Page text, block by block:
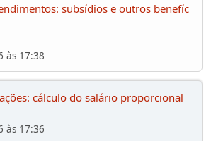
subsídios e outros benefíc
às 17:38
cálculo do salário proporcional
às 17:36